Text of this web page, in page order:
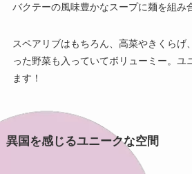
バクテーの風味豊かなスープに麺を組み
スペアリブはもちろん、高菜やきくらげ
った野菜も入っていてボリューミー。ユ
ます！
異国を感じるユニークな空間